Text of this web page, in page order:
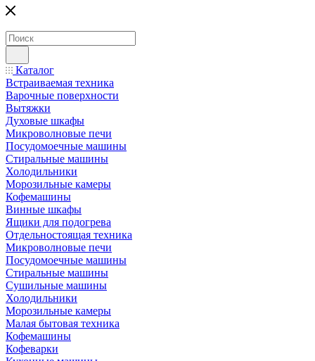
Каталог
Встраиваемая техника
Варочные поверхности
Вытяжки
Духовые шкафы
Микроволновые печи
Посудомоечные машины
Стиральные машины
Холодильники
Морозильные камеры
Кофемашины
Винные шкафы
Ящики для подогрева
Отдельностоящая техника
Микроволновые печи
Посудомоечные машины
Стиральные машины
Сушильные машины
Холодильники
Морозильные камеры
Малая бытовая техника
Кофемашины
Кофеварки